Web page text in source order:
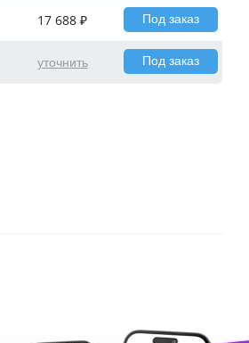
17 688 ₽ Под заказ
уточнить Под заказ